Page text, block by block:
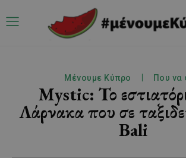
Μένουμε Κύπρο Που να
Mystic: Το
Λάρνακα που σε
Bali